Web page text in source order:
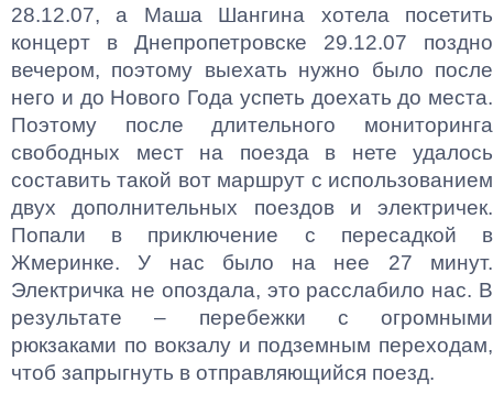
28.12.07, а Маша Шангина хотела посетить
концерт в Днепропетровске 29.12.07 поздно
вечером, поэтому выехать нужно было после
него и до Нового Года успеть доехать до места.
Поэтому после длительного мониторинга
свободных мест на поезда в нете удалось
составить такой вот маршрут с использованием
двух дополнительных поездов и электричек.
Попали в приключение с пересадкой в
Жмеринке. У нас было на нее 27 минут.
Электричка не опоздала, это расслабило нас. В
результате – перебежки с огромными
рюкзаками по вокзалу и подземным переходам,
чтоб запрыгнуть в отправляющийся поезд.